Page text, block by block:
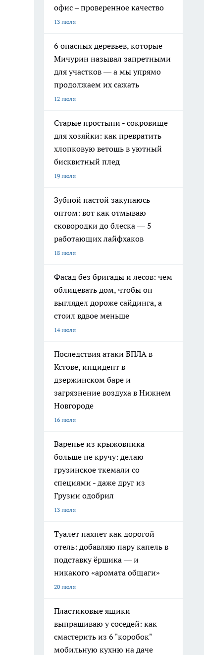
офис – проверенное качество
13 июля
6 опасных деревьев, которые
Мичурин называл запретными
для участков — а мы упрямо
продолжаем их сажать
12 июля
Старые простыни - сокровище
для хозяйки: как превратить
хлопковую ветошь в уютный
бисквитный плед
19 июля
Зубной пастой закупаюсь
оптом: вот как отмываю
сковородки до блеска — 5
работающих лайфхаков
18 июля
Фасад без бригады и лесов: чем
облицевать дом, чтобы он
выглядел дороже сайдинга, а
стоил вдвое меньше
14 июля
Последствия атаки БПЛА в
Кстове, инцидент в
дзержинском баре и
загрязнение воздуха в Нижнем
Новгороде
16 июля
Варенье из крыжовника
больше не кручу: делаю
грузинское ткемали со
специями - даже друг из
Грузии одобрил
13 июля
Туалет пахнет как дорогой
отель: добавляю пару капель в
подставку ёршика — и
никакого «аромата общаги»
20 июля
Пластиковые ящики
выпрашиваю у соседей: как
смастерить из 6 "коробок"
мобильную кухню на даче